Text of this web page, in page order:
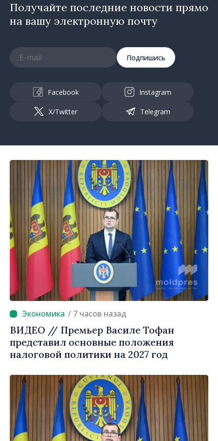
Получайте последние новости прямо
на вашу электронную почту
Подпишись
Facebook Instagram
X/Twitter Telegram
/ 7 часов назад
ВИДЕО // Премьер Василе Тофан
представил основные положения
налоговой политики на 2027 год